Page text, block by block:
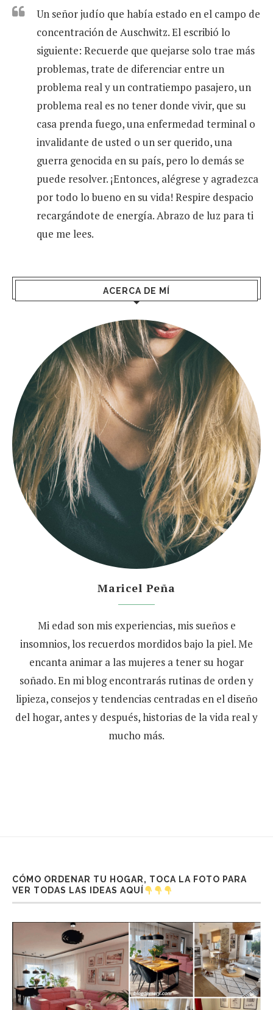
Un señor judío que había estado en el campo de
concentración de Auschwitz. El escribió lo
siguiente: Recuerde que quejarse solo trae más
problemas, trate de diferenciar entre un
problema real y un contratiempo pasajero, un
problema real es no tener donde vivir, que su
casa prenda fuego, una enfermedad terminal o
invalidante de usted o un ser querido, una
guerra genocida en su país, pero lo demás se
puede resolver. ¡Entonces, alégrese y agradezca
por todo lo bueno en su vida! Respire despacio
recargándote de energía. Abrazo de luz para ti
que me lees.
ACERCA DE MÍ
Maricel Peña
Mi edad son mis experiencias, mis sueños e
insomnios, los recuerdos mordidos bajo la piel. Me
encanta animar a las mujeres a tener su hogar
soñado. En mi blog encontrarás rutinas de orden y
lipieza, consejos y tendencias centradas en el diseño
del hogar, antes y después, historias de la vida real y
mucho más.
CÓMO ORDENAR TU HOGAR, TOCA LA FOTO PARA
VER TODAS LAS IDEAS AQUÍ